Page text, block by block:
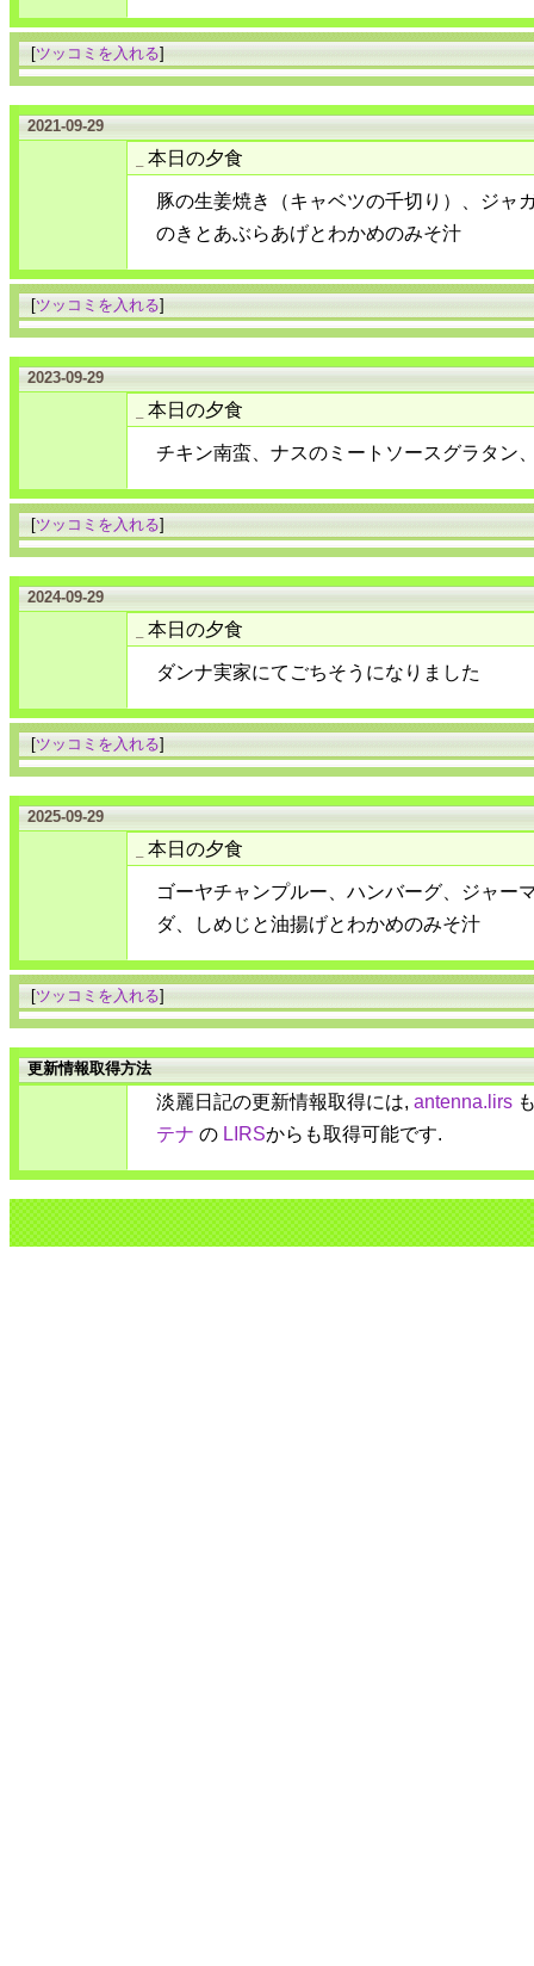
[ツッコミを入れる]
2021-09-29
本日の夕食
豚の生姜焼き（キャベツの千切り）、ジャ
のきとあぶらあげとわかめのみそ汁
[ツッコミを入れる]
2023-09-29
本日の夕食
チキン南蛮、ナスのミートソースグラタン
[ツッコミを入れる]
2024-09-29
本日の夕食
ダンナ実家にてごちそうになりました
[ツッコミを入れる]
2025-09-29
本日の夕食
ゴーヤチャンプルー、ハンバーグ、ジャー
ダ、しめじと油揚げとわかめのみそ汁
[ツッコミを入れる]
更新情報取得方法
淡麗日記の更新情報取得には, antenna.lirs
テナ の LIRSからも取得可能です.